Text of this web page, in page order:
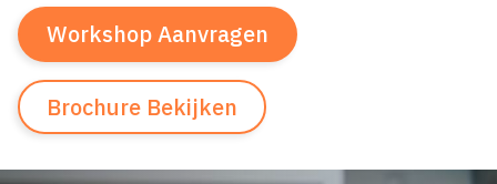
Workshop Aanvragen
Brochure Bekijken